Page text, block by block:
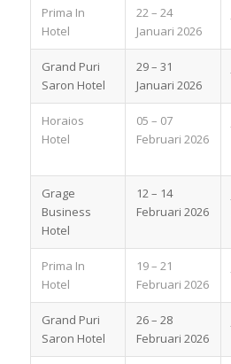
Prima In
Hotel
22 – 24
Januari 2026
Grand Puri
Saron Hotel
29 – 31
Januari 2026
Horaios
Hotel
05 – 07
Februari 2026
Grage
Business
Hotel
12 – 14
Februari 2026
Prima In
Hotel
19 – 21
Februari 2026
Grand Puri
Saron Hotel
26 – 28
Februari 2026